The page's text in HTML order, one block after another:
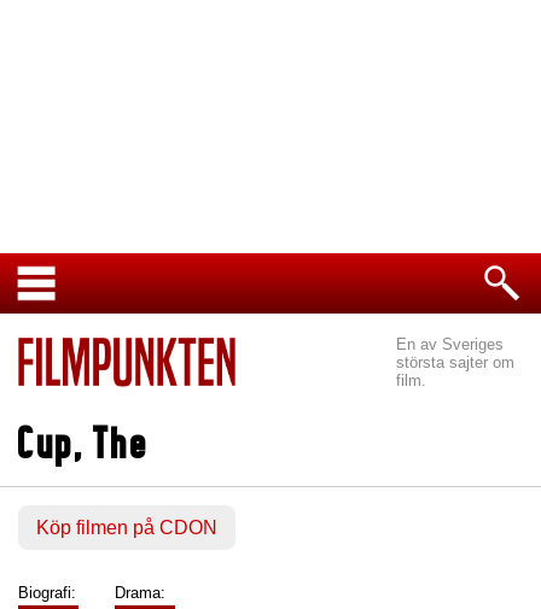
En av Sveriges
största sajter om
film.
Cup, The
Köp filmen på CDON
Biografi: Drama: